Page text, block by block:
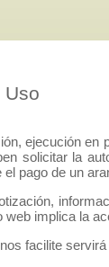
Uso
ejecución en
solicitar la
el pago de un
web implica la
facilite